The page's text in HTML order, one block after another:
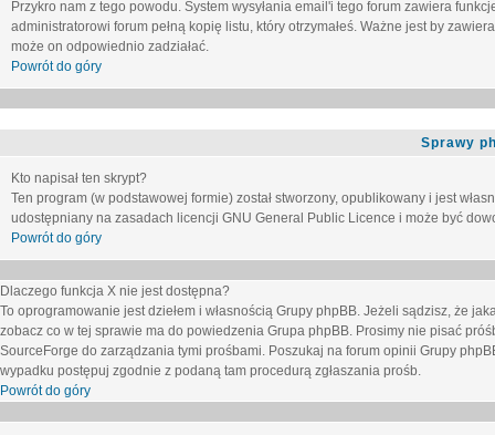
Przykro nam z tego powodu. System wysyłania email'i tego forum zawiera
administratorowi forum pełną kopię listu, który otrzymałeś. Ważne jest by
może on odpowiednio zadziałać.
Powrót do góry
Sprawy
Kto napisał ten skrypt?
Ten program (w podstawowej formie) został stworzony, opublikowany i jest
udostępniany na zasadach licencji GNU General Public Licence i może być
Powrót do góry
Dlaczego funkcja X nie jest dostępna?
To oprogramowanie jest dziełem i własnością Grupy phpBB. Jeżeli sądzisz, że
zobacz co w tej sprawie ma do powiedzenia Grupa phpBB. Prosimy nie pisać
SourceForge do zarządzania tymi prośbami. Poszukaj na forum opinii Grupy
wypadku postępuj zgodnie z podaną tam procedurą zgłaszania prośb.
Powrót do góry